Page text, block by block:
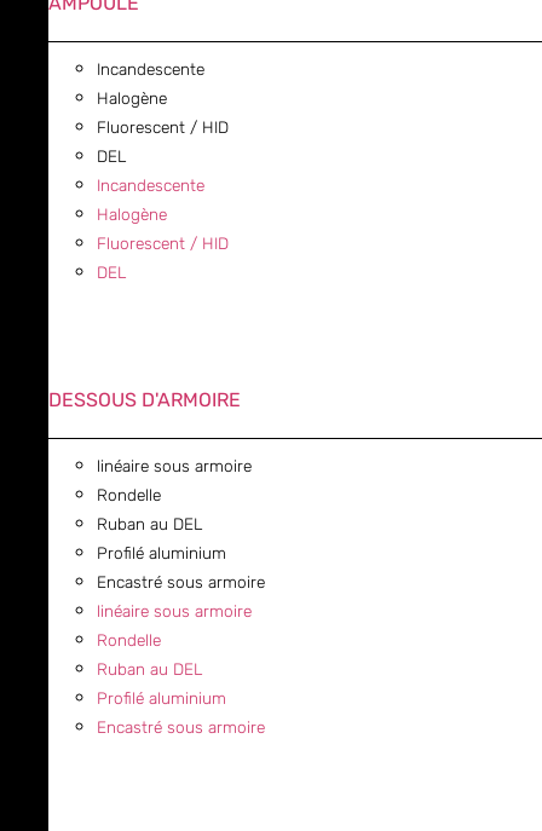
Incandescente
Halogène
Fluorescent / HID
DEL
Incandescente
Halogène
Fluorescent / HID
DEL
DESSOUS D'ARMOIRE
linéaire sous armoire
Rondelle
Ruban au DEL
Profilé aluminium
Encastré sous armoire
linéaire sous armoire
Rondelle
Ruban au DEL
Profilé aluminium
Encastré sous armoire